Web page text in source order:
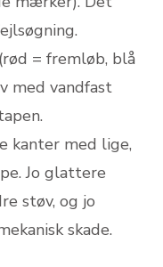
= fremløb, blå
med vandfast
kanter med lige,
Jo glattere
støv, og jo
skade.